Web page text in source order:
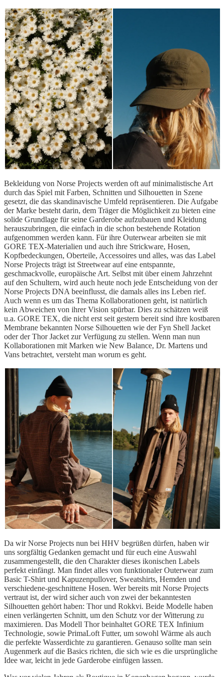
Bekleidung von Norse Projects werden oft auf minimalistische Art
durch das Spiel mit Farben, Schnitten und Silhouetten in Szene
gesetzt, die das skandinavische Umfeld repräsentieren. Die Aufgabe
der Marke besteht darin, dem Träger die Möglichkeit zu bieten eine
solide Grundlage für seine Garderobe aufzubauen und Kleidung
herauszubringen, die einfach in die schon bestehende Rotation
aufgenommen werden kann. Für ihre Outerwear arbeiten sie mit
GORE TEX-Materialien und auch ihre Strickware, Hosen,
Kopfbedeckungen, Oberteile, Accessoires und alles, was das Label
Norse Projects trägt ist Streetwear auf eine entspannte,
geschmackvolle, europäische Art. Selbst mit über einem Jahrzehnt
auf den Schultern, wird auch heute noch jede Entscheidung von der
Norse Projects DNA beeinflusst, die damals alles ins Leben rief.
Auch wenn es um das Thema Kollaborationen geht, ist natürlich
kein Abweichen von ihrer Vision spürbar. Dies zu schätzen weiß
u.a. GORE TEX, die nicht erst seit gestern bereit sind ihre kostbaren
Membrane bekannten Norse Silhouetten wie der Fyn Shell Jacket
oder der Thor Jacket zur Verfügung zu stellen. Wenn man nun
Kollaborationen mit Marken wie New Balance, Dr. Martens und
Vans betrachtet, versteht man worum es geht.
Da wir Norse Projects nun bei HHV begrüßen dürfen, haben wir
uns sorgfältig Gedanken gemacht und für euch eine Auswahl
zusammengestellt, die den Charakter dieses ikonischen Labels
perfekt einfängt. Man findet alles von funktionaler Outerwear zum
Basic T-Shirt und Kapuzenpullover, Sweatshirts, Hemden und
verschiedene-geschnittene Hosen. Wer bereits mit Norse Projects
vertraut ist, der wird sicher auch von zwei der bekanntesten
Silhouetten gehört haben: Thor und Rokkvi. Beide Modelle haben
einen verlängerten Schnitt, um den Schutz vor der Witterung zu
maximieren. Das Modell Thor beinhaltet GORE TEX Infinium
Technologie, sowie PrimaLoft Futter, um sowohl Wärme als auch
die perfekte Wasserdichte zu garantieren. Genauso sollte man sein
Augenmerk auf die Basics richten, die sich wie es die ursprüngliche
Idee war, leicht in jede Garderobe einfügen lassen.